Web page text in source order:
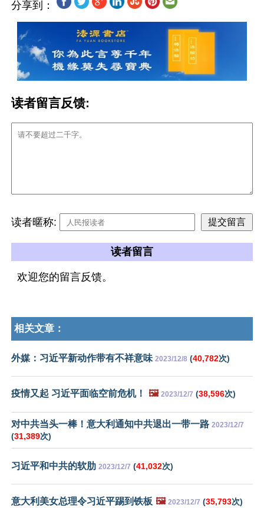
分享到：
读者留言反馈:
读者暱称:
读者留言
欢迎您的留言反馈。
相关文章：
外媒：习近平新动作带有不祥意味 2023/12/8 (40,782次)
疫情又起 习近平面临空前危机！ 🖼️ 2023/12/7 (38,596次)
对中共当头一棒！意大利通知中共退出一带一路 2023/12/7
(31,389次)
习近平和中共的软肋 2023/12/7 (41,032次)
意大利美女总理令习近平踢到铁板 🖼️ 2023/12/7 (35,793次)